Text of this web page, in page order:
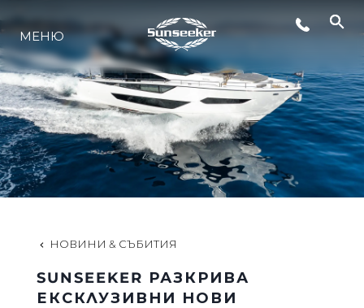
ЛАЙФСТАЙЛ
ИНОВАЦИЯ
КОМПАНИЯТА
ЕКИПЪТ
НАСЛЕДСТВО
МЕНЮ
НОВИНИ & СЪБИТИЯ
SUNSEEKER РАЗКРИВА
ЕКСКЛУЗИВНИ НОВИ